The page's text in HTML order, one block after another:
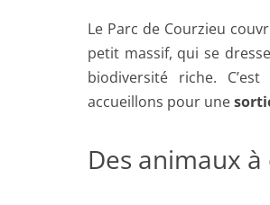
Le Parc de Courzieu
petit massif, qui se
biodiversité riche.
accueillons pour une
Des animaux